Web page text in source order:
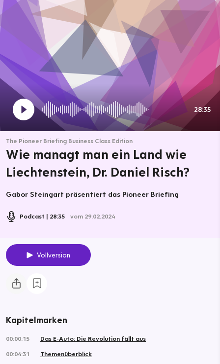
28:35
The Pioneer Briefing Business Class Edition
Wie managt man ein Land wie
Liechtenstein, Dr. Daniel Risch?
Gabor Steingart präsentiert das Pioneer Briefing
Podcast 28:35 vom 29.02.2024
Vollversion
Kapitelmarken
00:00:15
Das E-Auto: Die Revolution fällt aus
00:04:31
Themenüberblick